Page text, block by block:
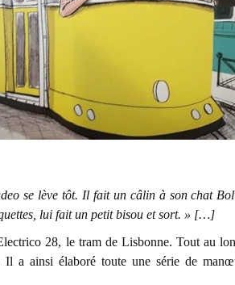
se lève tôt. Il fait un câlin à son chat
lui fait un petit bisou et sort. » […]
28, le tram de Lisbonne. Tout au
Il a ainsi élaboré toute une série de